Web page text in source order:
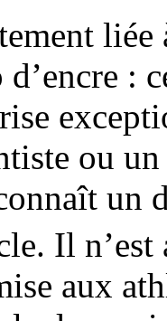
d’encre :
ou
un
Il
aux